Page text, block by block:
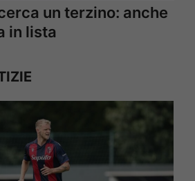
un terzino: anche
in lista